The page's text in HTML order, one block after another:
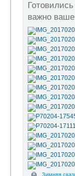
важно
Зимняя